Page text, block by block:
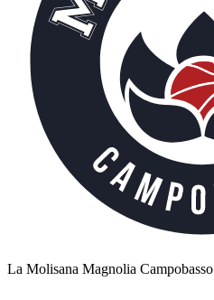
La Molisana Magnolia Campobasso